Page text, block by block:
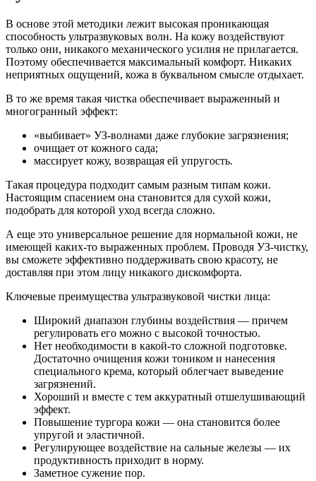
В основе этой методики лежит высокая проникающая
способность ультразвуковых волн. На кожу воздействуют
только они, никакого механического усилия не прилагается.
Поэтому обеспечивается максимальный комфорт. Никаких
неприятных ощущений, кожа в буквальном смысле отдыхает.
В то же время такая чистка обеспечивает выраженный и
многогранный эффект:
«выбивает» УЗ-волнами даже глубокие загрязнения;
очищает от кожного сада;
массирует кожу, возвращая ей упругость.
Такая процедура подходит самым разным типам кожи.
Настоящим спасением она становится для сухой кожи,
подобрать для которой уход всегда сложно.
А еще это универсальное решение для нормальной кожи, не
имеющей каких-то выраженных проблем. Проводя УЗ-чистку,
вы сможете эффективно поддерживать свою красоту, не
доставляя при этом лицу никакого дискомфорта.
Ключевые преимущества ультразвуковой чистки лица:
Широкий диапазон глубины воздействия — причем
регулировать его можно с высокой точностью.
Нет необходимости в какой-то сложной подготовке.
Достаточно очищения кожи тоником и нанесения
специального крема, который облегчает выведение
загрязнений.
Хороший и вместе с тем аккуратный отшелушивающий
эффект.
Повышение тургора кожи — она становится более
упругой и эластичной.
Регулирующее воздействие на сальные железы — их
продуктивность приходит в норму.
Заметное сужение пор.